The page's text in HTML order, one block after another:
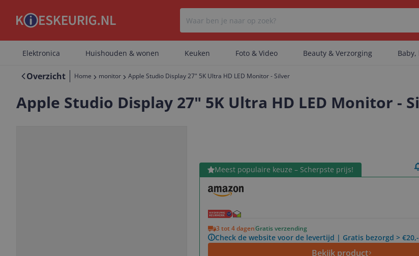
Er zijn geen categorieën gevonden.
Er zijn geen artikelen gevonden.
Elektronica Huishouden & wonen Keuken Foto & Video Beauty & Verzorging
Overzicht Home monitor Apple Studio Display 27" 5K Ultra HD LED Monitor - Silver
Apple Studio Display 27" 5K Ultra HD LED Monitor -
Meest populaire keuze – Scherpste prijs!
3 tot 4 dagenGratis verzending
Check de website voor de levertijd | Gratis bezorgd > €20,-
Bekijk product
Bekijk product